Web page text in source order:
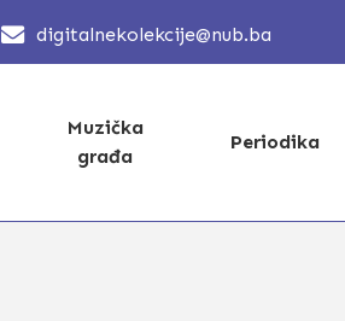
digitalnekolekcije@nub.ba
Muzička
građa
Periodika